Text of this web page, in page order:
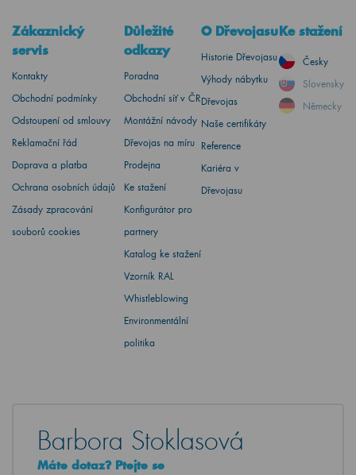
Zákaznický
servis
Kontakty
Obchodní podmínky
Odstoupení od smlouvy
Reklamační řád
Doprava a platba
Ochrana osobních údajů
Zásady zpracování
souborů cookies
Důležité
odkazy
Poradna
Obchodní síť v ČR
Montážní návody
Dřevojas na míru
Prodejna
Ke stažení
Konfigurátor pro
partnery
Katalog ke stažení
Vzorník RAL
Whistleblowing
Environmentální
politika
O Dřevojasu
Historie Dřevojasu
Výhody nábytku
Dřevojas
Naše certifikáty
Reference
Kariéra v
Dřevojasu
Ke stažení
Česky
Slovensky
Německy
Barbora Stoklasová
Máte dotaz? Ptejte se